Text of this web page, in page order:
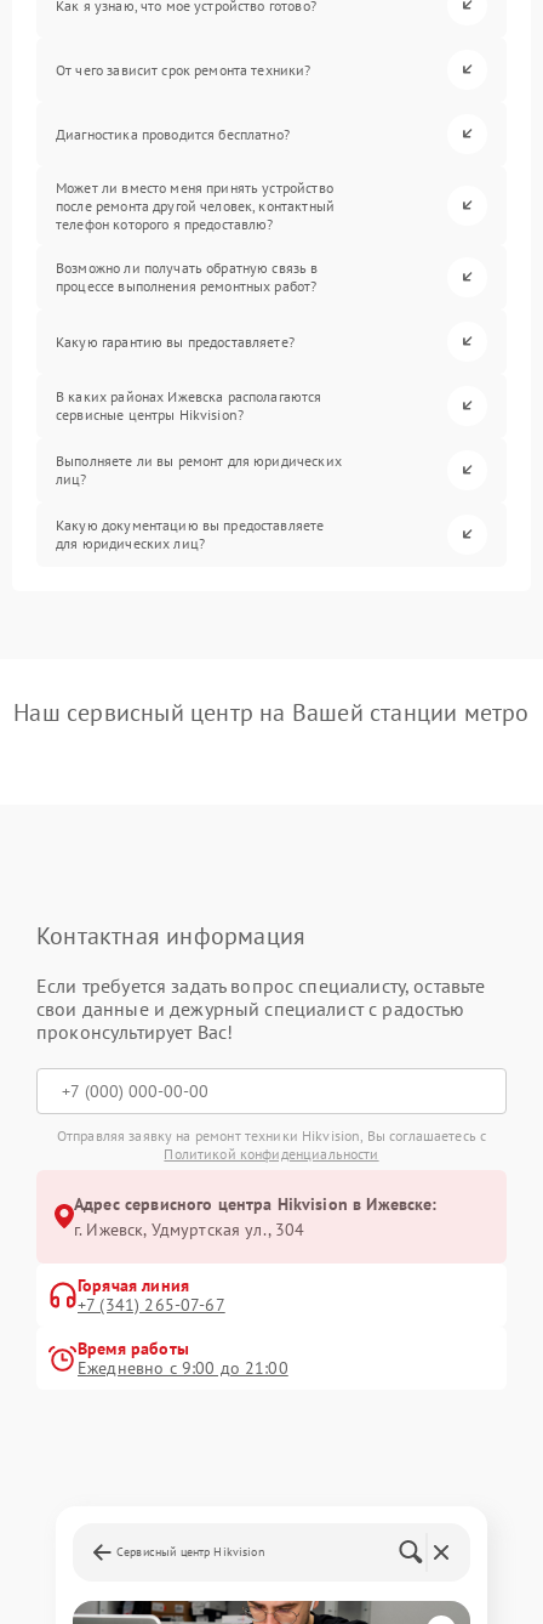
Как я узнаю, что мое устройство готово?
От чего зависит срок ремонта техники?
Диагностика проводится бесплатно?
Может ли вместо меня принять устройство
после ремонта другой человек, контактный
телефон которого я предоставлю?
Возможно ли получать обратную связь в
процессе выполнения ремонтных работ?
Какую гарантию вы предоставляете?
В каких районах Ижевска располагаются
сервисные центры Hikvision?
Выполняете ли вы ремонт для юридических
лиц?
Какую документацию вы предоставляете
для юридических лиц?
Наш сервисный центр на Вашей станции метро
Контактная информация
Если требуется задать вопрос специалисту, оставьте
свои данные и дежурный специалист с радостью
проконсультирует Вас!
Отправляя заявку на ремонт техники Hikvision, Вы соглашаетесь с
Политикой конфиденциальности
Адрес сервисного центра Hikvision в Ижевске:
г. Ижевск, Удмуртская ул., 304
Горячая линия
+7 (341) 265-07-67
Время работы
Ежедневно с 9:00 до 21:00
Сервисный центр Hikvision